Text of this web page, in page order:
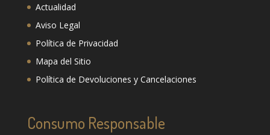
Actualidad
Aviso Legal
Política de Privacidad
Mapa del Sitio
Política de Devoluciones y Cancelaciones
Consumo Responsable